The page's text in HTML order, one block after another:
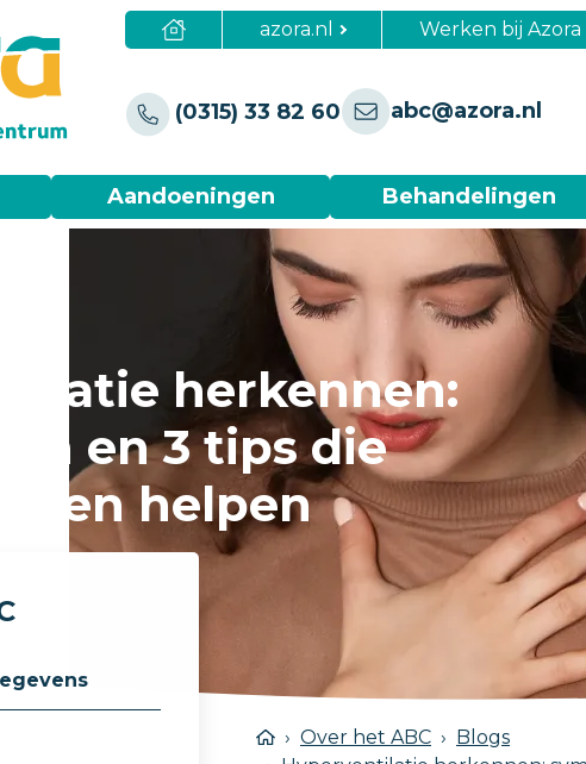
azora.nl Werken bij Azora
(0315) 33 82 60 abc@azora.nl
Aandoeningen Behandelingen
herkennen:
en 3 tips die
helpen
Over het ABC
Blogs